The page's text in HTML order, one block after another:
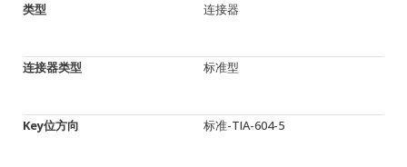
类型 连接器
连接器类型 标准型
Key位方向 标准-TIA-604-5